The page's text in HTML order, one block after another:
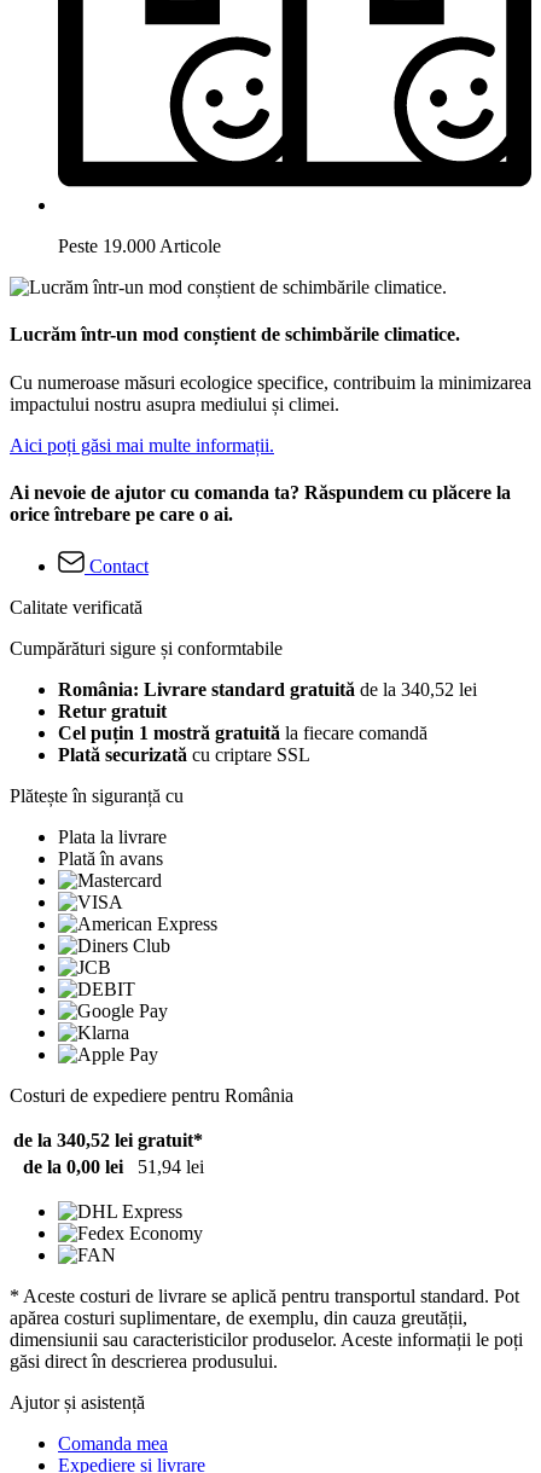
Peste 19.000 Articole
Lucrăm într-un mod conștient de schimbările climatice.
Cu numeroase măsuri ecologice specifice, contribuim la minimizarea
impactului nostru asupra mediului și climei.
Aici poți găsi mai multe informații.
Ai nevoie de ajutor cu comanda ta? Răspundem cu plăcere la
orice întrebare pe care o ai.
Contact
Calitate verificată
Cumpărături sigure și conformtabile
România: Livrare standard gratuită de la 340,52 lei
Retur gratuit
Cel puțin 1 mostră gratuită la fiecare comandă
Plată securizată cu criptare SSL
Plătește în siguranță cu
Plata la livrare
Plată în avans
Costuri de expediere pentru România
de la 340,52 lei gratuit*
de la 0,00 lei
51,94 lei
* Aceste costuri de livrare se aplică pentru transportul standard. Pot
apărea costuri suplimentare, de exemplu, din cauza greutății,
dimensiunii sau caracteristicilor produselor. Aceste informații le poți
găsi direct în descrierea produsului.
Ajutor și asistență
Comanda mea
Expediere și livrare